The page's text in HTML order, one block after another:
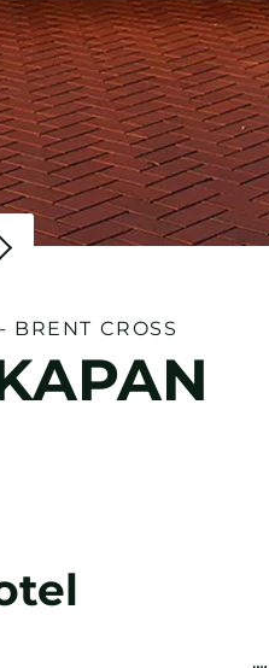
BRENT CROSS